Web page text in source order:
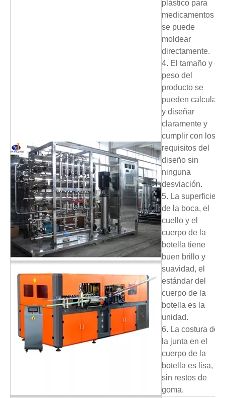
plástico para
medicamentos
se puede
moldear
directamente.
4. El tamaño y el
peso del
producto se
pueden calcular
y diseñar
claramente y
cumplir con los
requisitos del
diseño sin
ninguna
desviación.
5. La superficie
de la boca, el
cuello y el
cuerpo de la
botella tiene
buen brillo y
suavidad, el
estándar del
cuerpo de la
botella es la
unidad.
6. La costura de
la junta en el
cuerpo de la
botella es lisa,
sin restos de
goma.